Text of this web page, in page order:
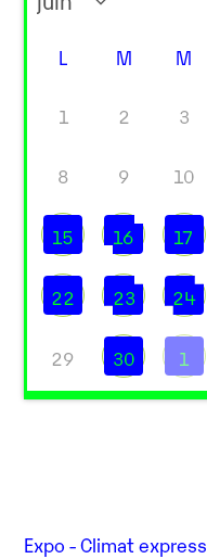
L M M
1 2 3
8 9 10
15 16 17
22 23 24
29 30 1
Expo - Climat express